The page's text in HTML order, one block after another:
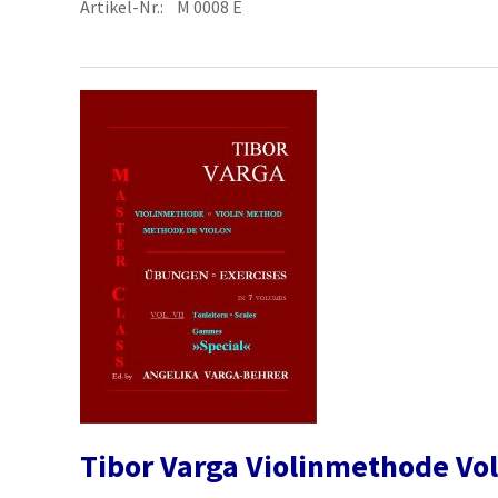
Artikel-Nr.: M 0008 E
Tibor Varga Violinmethode